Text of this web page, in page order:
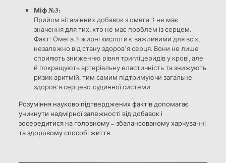
Міф №3:
Прийом вітамінних добавок з омега-3 не має
значення для тих, хто не має проблем із серцем.
Факт: Омега-3 жирні кислоти є важливими для всіх,
незалежно від стану здоров’я серця. Вони не лише
сприяють зниженню рівня тригліцеридів у крові, але
й покращують артеріальну еластичність та знижують
ризик аритмій, тим самим підтримуючи загальне
здоров’я серцево-судинної системи.
Розуміння науково підтверджених фактів допомагає
уникнути надмірної залежності від добавок і
зосередитися на головному – збалансованому харчуванні
та здоровому способі життя.